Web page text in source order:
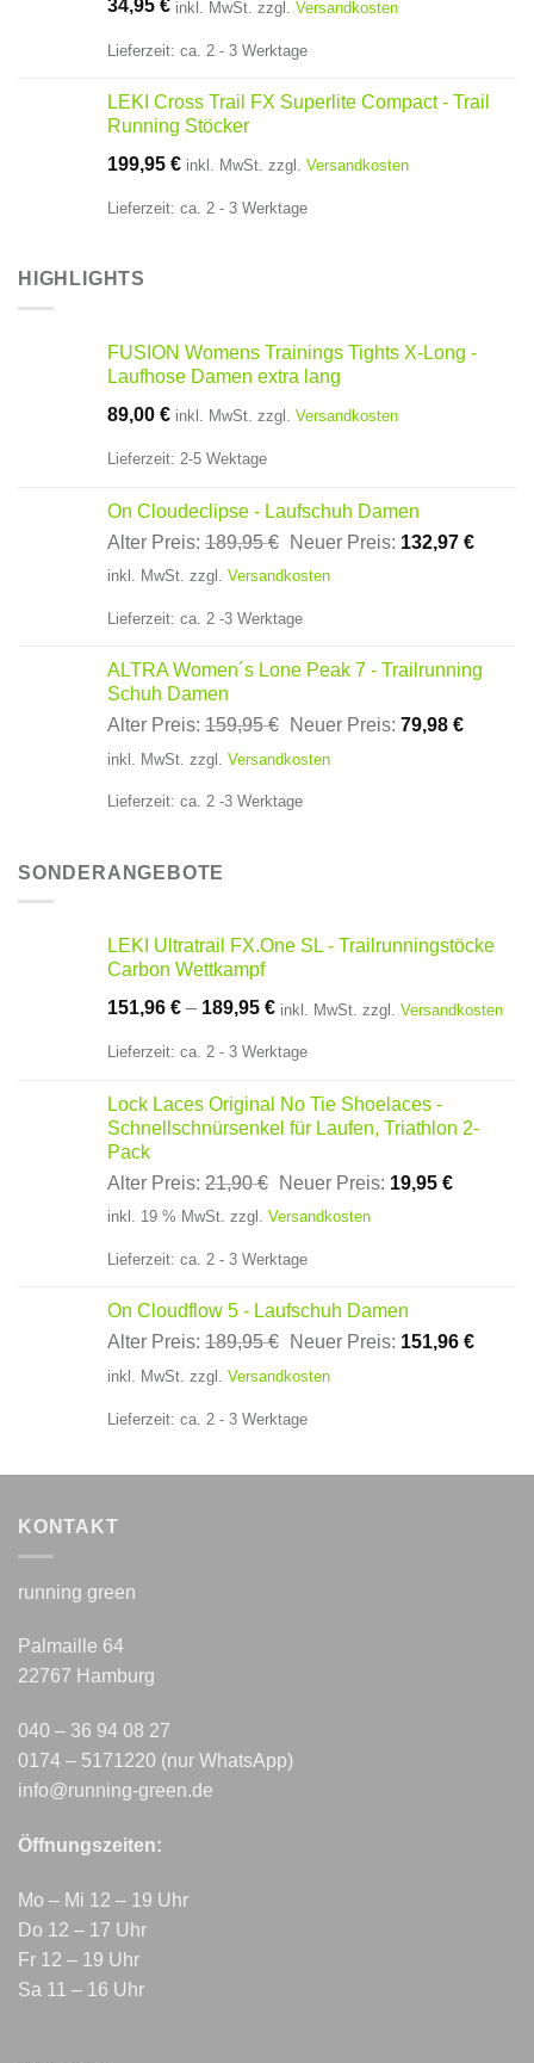
34,95 € inkl. MwSt. zzgl. Versandkosten
Lieferzeit: ca. 2 - 3 Werktage
LEKI Cross Trail FX Superlite Compact - Trail
Running Stöcker
199,95 € inkl. MwSt. zzgl. Versandkosten
Lieferzeit: ca. 2 - 3 Werktage
HIGHLIGHTS
FUSION Womens Trainings Tights X-Long -
Laufhose Damen extra lang
89,00 € inkl. MwSt. zzgl. Versandkosten
Lieferzeit: 2-5 Wektage
On Cloudeclipse - Laufschuh Damen
Alter Preis: 189,95€ Ursprünglicher
Preis
189,95 €
Neuer Preis: 132,97 €
inkl. MwSt. zzgl. Versandkosten
Lieferzeit: ca. 2 -3 Werktage
ALTRA Women´s Lone Peak 7 - Trailrunning
Schuh Damen
Alter Preis: 159,95€ Ursprünglicher
159,95 €
Neuer Preis: 79,98 €
inkl. MwSt. zzgl. Versandkosten
Lieferzeit: ca. 2 -3 Werktage
SONDERANGEBOTE
LEKI Ultratrail FX.One SL - Trailrunningstöcke
Carbon Wettkampf
151,96 € – 189,95 € inkl. MwSt. zzgl. Versandkosten
Lieferzeit: ca. 2 - 3 Werktage
Lock Laces Original No Tie Shoelaces -
Schnellschnürsenkel für Laufen, Triathlon 2-
Pack
Alter Preis: 21,90€ Ursprünglicher
Preis
21,90 €
Neuer Preis: 19,95 €Aktueller
inkl. 19 % MwSt. zzgl. Versandkosten
Lieferzeit: ca. 2 - 3 Werktage
On Cloudflow 5 - Laufschuh Damen
Alter Preis: 189,95€ Ursprünglicher
189,95 €
Neuer Preis: 151,96 €
inkl. MwSt. zzgl. Versandkosten
Lieferzeit: ca. 2 - 3 Werktage
KONTAKT
running green
Palmaille 64
22767 Hamburg
040 – 36 94 08 27
0174 – 5171220 (nur WhatsApp)
info@running-green.de
Öffnungszeiten:
Mo – Mi 12 – 19 Uhr
Do 12 – 17 Uhr
Fr 12 – 19 Uhr
Sa 11 – 16 Uhr